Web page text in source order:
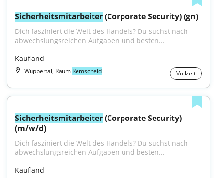
Sicherheitsmitarbeiter (Corporate Security) (gn)
Dich fasziniert die Welt des Handels? Du suchst nach
abwechslungsreichen Aufgaben und besten...
Kaufland
Wuppertal, Raum Remscheid Vollzeit
Sicherheitsmitarbeiter (Corporate Security)
(m/w/d)
Dich fasziniert die Welt des Handels? Du suchst nach
abwechslungsreichen Aufgaben und besten...
Kaufland